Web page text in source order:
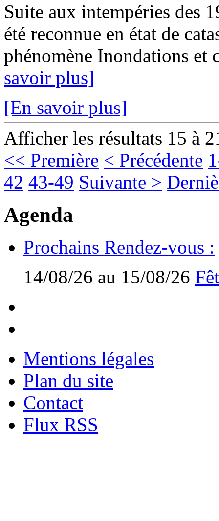
Suite aux intempéries des
été reconnue en état de
phénomène Inondations et
savoir plus]
[En savoir plus]
Afficher les résultats 15 à
<< Première < Précédente
42 43-49 Suivante >
Agenda
Prochains Rendez-vous :
14/08/26 au 15/08/26
Mentions légales
Plan du site
Contact
Flux RSS